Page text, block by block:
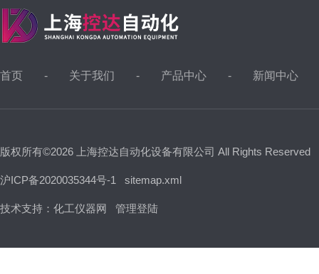
首页 关于我们 产品中心 新闻中心
版权所有©2026 上海控达自动化设备有限公司 All Rights Reserved
沪ICP备2020035344号-1 sitemap.xml
技术支持： 化工仪器网 管理登陆